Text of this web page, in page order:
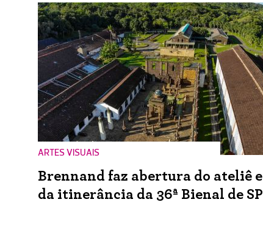
ARTES VISUAIS
Brennand faz abertura do ateliê e
da itinerância da 36ª Bienal de SP